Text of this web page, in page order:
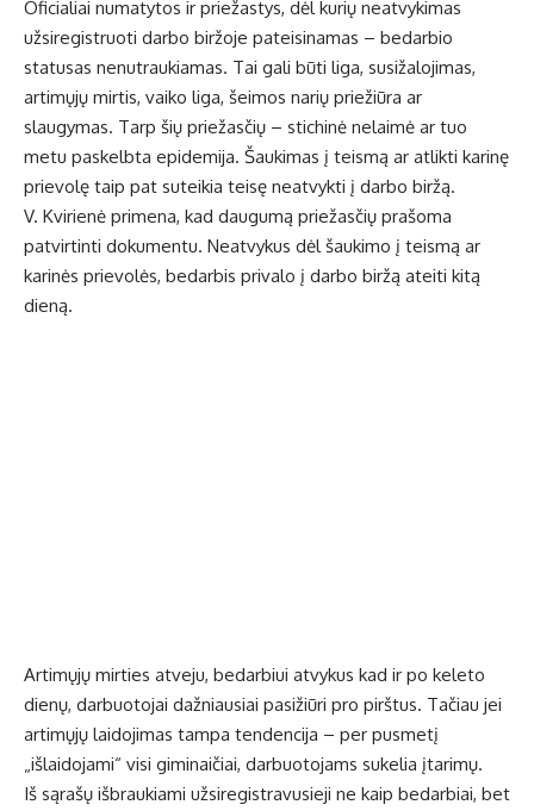
Oficialiai numatytos ir priežastys, dėl kurių neatvykimas
užsiregistruoti darbo biržoje pateisinamas – bedarbio
statusas nenutraukiamas. Tai gali būti liga, susižalojimas,
artimųjų mirtis, vaiko liga, šeimos narių priežiūra ar
slaugymas. Tarp šių priežasčių – stichinė nelaimė ar tuo
metu paskelbta epidemija. Šaukimas į teismą ar atlikti karinę
prievolę taip pat suteikia teisę neatvykti į darbo biržą.
V. Kvirienė primena, kad daugumą priežasčių prašoma
patvirtinti dokumentu. Neatvykus dėl šaukimo į teismą ar
karinės prievolės, bedarbis privalo į darbo biržą ateiti kitą
dieną.
Artimųjų mirties atveju, bedarbiui atvykus kad ir po keleto
dienų, darbuotojai dažniausiai pasižiūri pro pirštus. Tačiau jei
artimųjų laidojimas tampa tendencija – per pusmetį
„išlaidojami“ visi giminaičiai, darbuotojams sukelia įtarimų.
Iš sąrašų išbraukiami užsiregistravusieji ne kaip bedarbiai, bet